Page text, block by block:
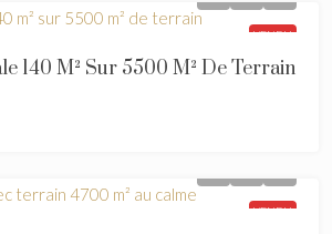
VENDU
140 M² Sur 5500 M² De Terrain
VENDU